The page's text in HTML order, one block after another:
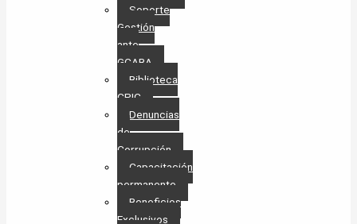
Soporte
Gestión
ante
GCABA
Biblioteca
CPIC
Denuncias
de
Corrupción
Capacitación
permanente
Beneficios
Exclusivos